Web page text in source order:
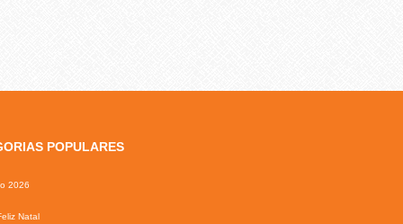
POPULARES
2026
Natal